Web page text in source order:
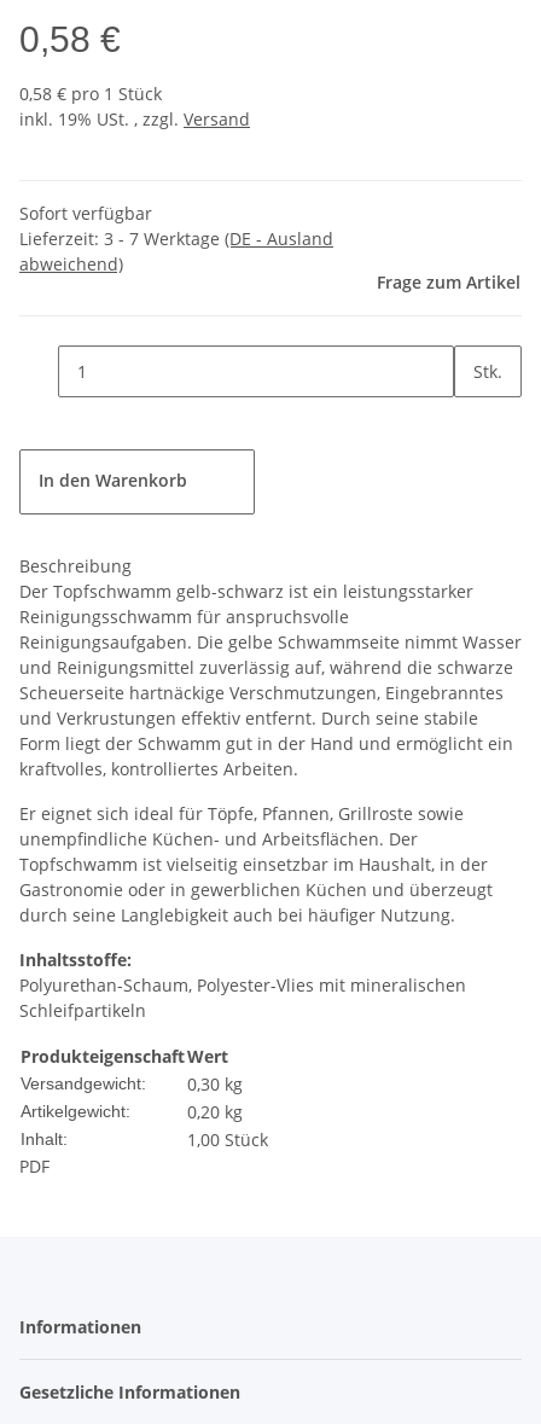
0,58 €
0,58 € pro 1 Stück
inkl. 19% USt. , zzgl. Versand
Sofort verfügbar
Lieferzeit: 3 - 7 Werktage (DE - Ausland
abweichend)
Frage zum Artikel
Stk.
In den Warenkorb
Beschreibung
Der Topfschwamm gelb-schwarz ist ein leistungsstarker
Reinigungsschwamm für anspruchsvolle
Reinigungsaufgaben. Die gelbe Schwammseite nimmt Wasser
und Reinigungsmittel zuverlässig auf, während die schwarze
Scheuerseite hartnäckige Verschmutzungen, Eingebranntes
und Verkrustungen effektiv entfernt. Durch seine stabile
Form liegt der Schwamm gut in der Hand und ermöglicht ein
kraftvolles, kontrolliertes Arbeiten.
Er eignet sich ideal für Töpfe, Pfannen, Grillroste sowie
unempfindliche Küchen- und Arbeitsflächen. Der
Topfschwamm ist vielseitig einsetzbar im Haushalt, in der
Gastronomie oder in gewerblichen Küchen und überzeugt
durch seine Langlebigkeit auch bei häufiger Nutzung.
Inhaltsstoffe:
Polyurethan-Schaum, Polyester-Vlies mit mineralischen
Schleifpartikeln
ProdukteigenschaftWert
Versandgewicht: 0,30 kg
Artikelgewicht: 0,20 kg
Inhalt:
1,00 Stück
PDF
Informationen
Gesetzliche Informationen